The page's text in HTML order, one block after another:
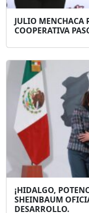
JULIO MENCHACA
COOPERATIVA
¡HIDALGO,
SHEINBAUM
DESARROLLO.